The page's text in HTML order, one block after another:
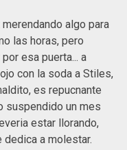
algo para
las horas, pero
esa puerta... a
con la soda a Stiles,
es repucnante
suspendido un mes
estar llorando,
a molestar.